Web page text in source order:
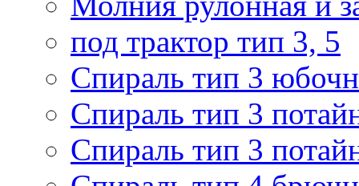
под трактор тип 3, 5
Спираль тип 3
Спираль тип 3
Спираль тип 3